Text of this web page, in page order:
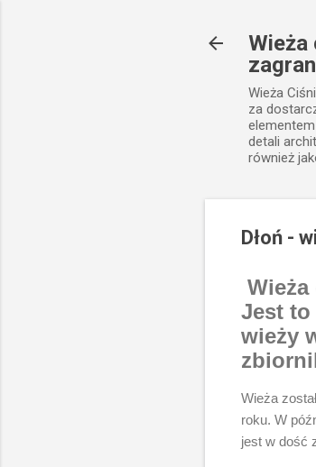
Wieża
Wieża
za
detali
również
Dłoń -
Jest to
wieży
Wieża
roku. W
jest w dość